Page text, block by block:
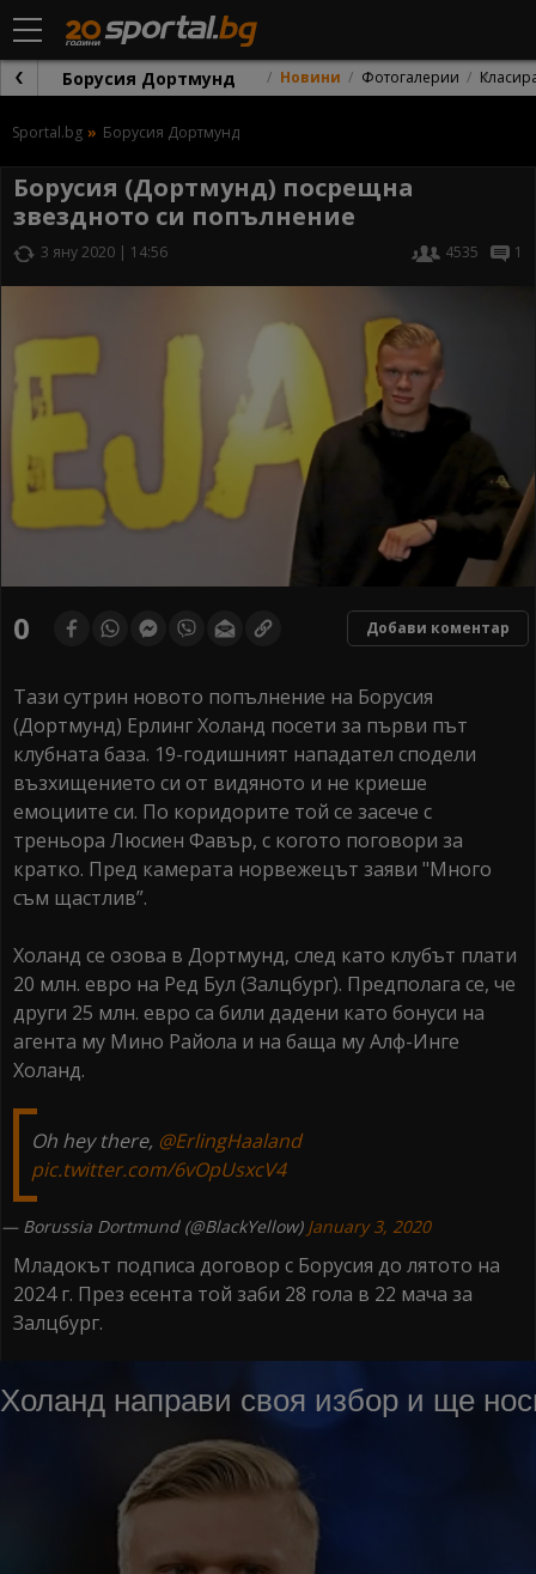
Борусия Дортмунд Новини Фотогалерии
Sportal.bg Борусия Дортмунд
Борусия (Дортмунд) посрещна
звездното си попълнение
3 яну 2020 | 14:56 4535 1
0 Добави коментар
Тази сутрин новото попълнение на Борусия
(Дортмунд) Ерлинг Холанд посети за първи път
клубната база. 19-годишният нападател сподели
възхищението си от видяното и не криеше
емоциите си. По коридорите той се засече с
треньора Люсиен Фавър, с когото поговори за
кратко. Пред камерата норвежецът заяви "Много
съм щастлив”.
Холанд се озова в Дортмунд, след като клубът плати
20 млн. евро на Ред Бул (Залцбург). Предполага се, че
други 25 млн. евро са били дадени като бонуси на
агента му Мино Райола и на баща му Aлф-Инге
Холанд.
Oh hey there, @ErlingHaaland
pic.twitter.com/6vOpUsxcV4
— Borussia Dortmund (@BlackYellow) January 3, 2020
Младокът подписа договор с Борусия до лятото на
2024 г. През есента той заби 28 гола в 22 мача за
Залцбург.